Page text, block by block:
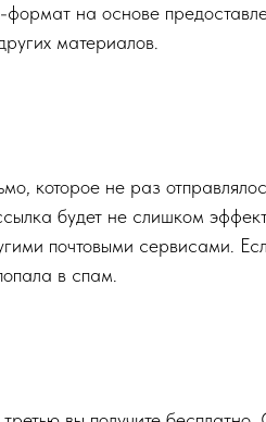
на основе
материалов.
которое не раз
будет не слишком
почтовыми сервисами.
в спам.